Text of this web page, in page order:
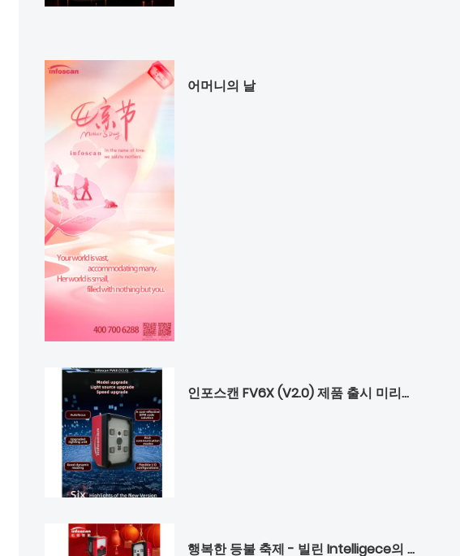
어머니의 날
인포스캔 FV6X (V2.0) 제품 출시 미리보기
행복한 등불 축제 - 빌린 Intelligece의 행운을 기원합니다